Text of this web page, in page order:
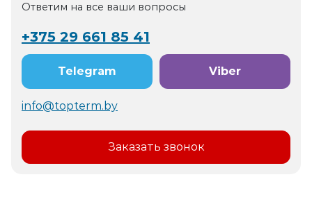
Ответим на все ваши вопросы
+375 29 661 85 41
Telegram Viber
info@topterm.by
Заказать звонок